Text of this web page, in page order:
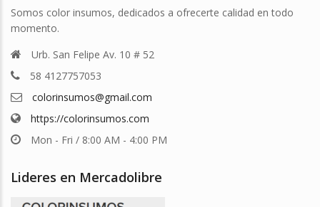
Somos color insumos, dedicados a ofrecerte calidad en todo
momento.
Urb. San Felipe Av. 10 # 52
58 4127757053
colorinsumos@gmail.com
https://colorinsumos.com
Mon - Fri / 8:00 AM - 4:00 PM
Lideres en Mercadolibre